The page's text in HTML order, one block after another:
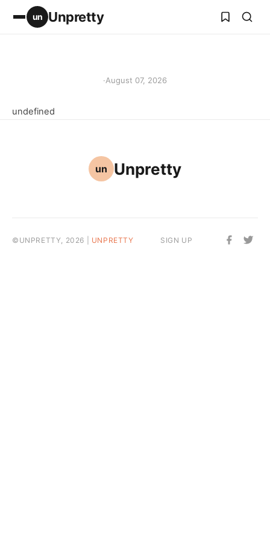
un Unpretty
·August 07, 2026
undefined
un Unpretty
©UNPRETTY, 2026 | UNPRETTY SIGN UP